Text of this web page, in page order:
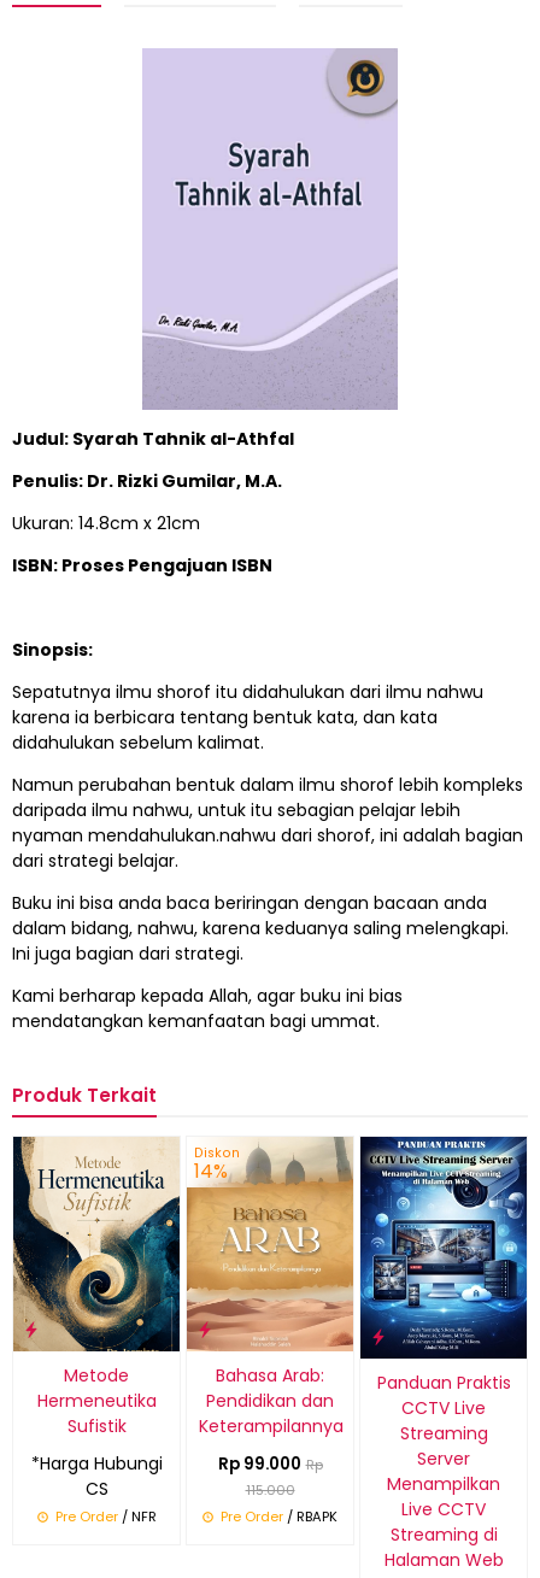
Judul: Syarah Tahnik al-Athfal
Penulis: Dr. Rizki Gumilar, M.A.
Ukuran: 14.8cm x 21cm
ISBN: Proses Pengajuan ISBN
Sinopsis:
Sepatutnya ilmu shorof itu didahulukan dari ilmu nahwu
karena ia berbicara tentang bentuk kata, dan kata
didahulukan sebelum kalimat.
Namun perubahan bentuk dalam ilmu shorof lebih kompleks
daripada ilmu nahwu, untuk itu sebagian pelajar lebih
nyaman mendahulukan.nahwu dari shorof, ini adalah bagian
dari strategi belajar.
Buku ini bisa anda baca beriringan dengan bacaan anda
dalam bidang, nahwu, karena keduanya saling melengkapi.
Ini juga bagian dari strategi.
Kami berharap kepada Allah, agar buku ini bias
mendatangkan kemanfaatan bagi ummat.
Produk Terkait
Metode
Hermeneutika
Sufistik
*Harga Hubungi
CS
Pre Order/ NFR
Diskon
14%
Bahasa Arab:
Pendidikan dan
Keterampilannya
Rp 99.000 Rp
115.000
Pre Order / RBAPK
Panduan Praktis
CCTV Live
Streaming
Server
Menampilkan
Live CCTV
Streaming di
Halaman Web